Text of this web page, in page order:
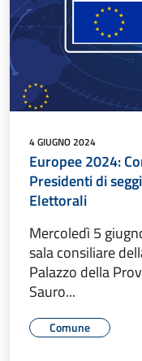
4 GIUGNO 2024
Europee 2024:
Presidenti di
Elettorali
Mercoledì 5
sala consiliare
Palazzo della
Sauro...
Comune